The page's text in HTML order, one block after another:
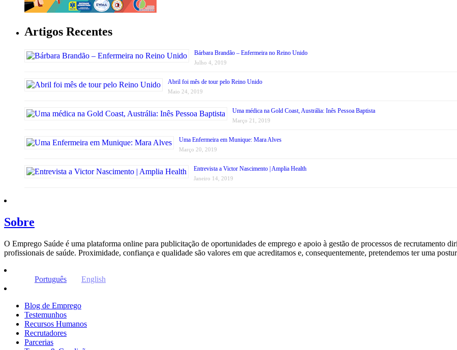
Artigos Recentes
Bárbara Brandão – Enfermeira no Reino Unido
Julho 4, 2019
Abril foi mês de tour pelo Reino Unido
Maio 24, 2019
Uma médica na Gold Coast, Austrália: Inês Pessoa Baptista
Março 21, 2019
Uma Enfermeira em Munique: Mara Alves
Março 20, 2019
Entrevista a Victor Nascimento | Amplia Health
Janeiro 14, 2019
Sobre
O Emprego Saúde é uma plataforma online para publicitação de oportunidades de emprego e apoio à gestão de processos de recrutamento
profissionais de saúde. Proximidade, confiança e qualidade são valores em que acreditamos e, consequentemente, pretendemos ter uma
Português English
Blog de Emprego
Testemunhos
Recursos Humanos
Recrutadores
Parcerias